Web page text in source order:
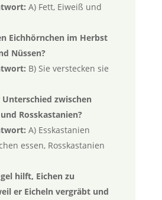
A) Fett, Eiweiß und
Eichhörnchen im Herbst
Nüssen?
B) Sie verstecken sie
zwischen
Rosskastanien?
A) Esskastanien
essen, Rosskastanien
hilft, Eichen zu
er Eicheln vergräbt und